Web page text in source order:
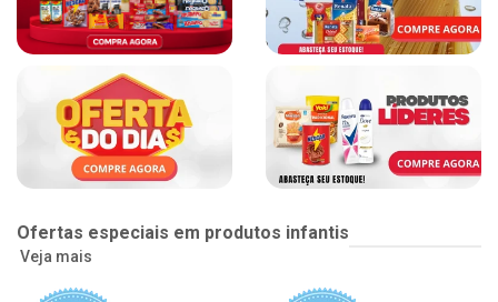
Ofertas especiais em produtos infantis
Veja mais